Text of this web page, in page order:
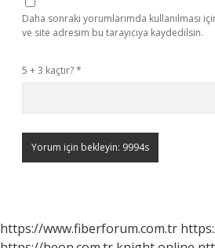
Daha sonraki yorumlarımda kullanılması
ve site adresim bu tarayıcıya kaydedilsin.
5 + 3 kaçtır?*
https://www.fiberforum.com.tr